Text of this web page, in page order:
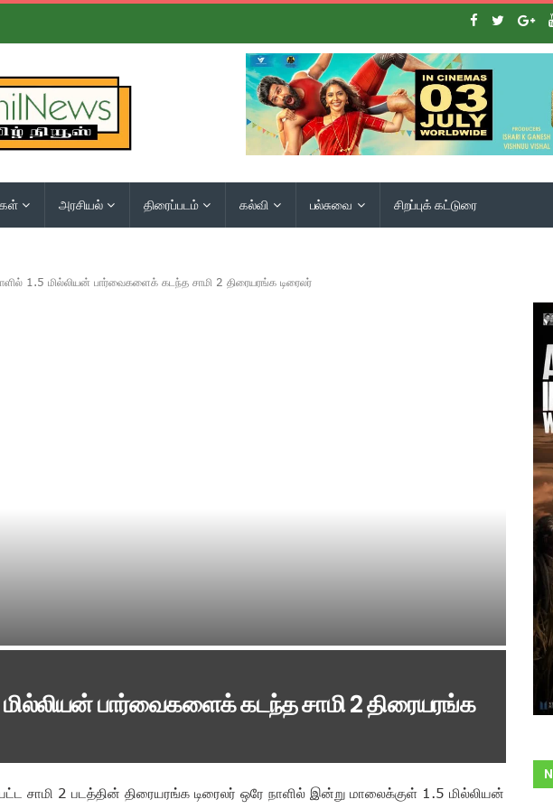
அரசியல் திரைப்படம் கல்வி பல்சுவை சிறப்புக் கட்டுரை
1.5 மில்லியன் பார்வைகளைக் கடந்த சாமி 2 திரையரங்க டிரைலர்
மில்லியன் பார்வைகளைக் கடந்த சாமி 2 திரையரங்க
சாமி 2 படத்தின் திரையரங்க டிரைலர் ஒரே நாளில் இன்று மாலைக்குள் 1.5 மில்லியன்